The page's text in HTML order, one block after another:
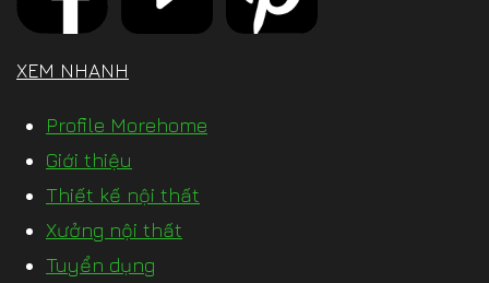
XEM NHANH
Profile Morehome
Giới thiệu
Thiết kế nội thất
Xưởng nội thất
Tuyển dụng